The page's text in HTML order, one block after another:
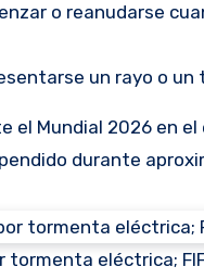
o reanudarse
un rayo o
el Mundial 2026 en
durante
tormenta eléctrica;